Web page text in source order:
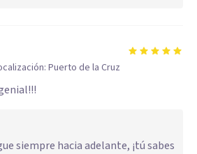
Puerto de la Cruz
siempre hacia adelante, ¡tú sabes